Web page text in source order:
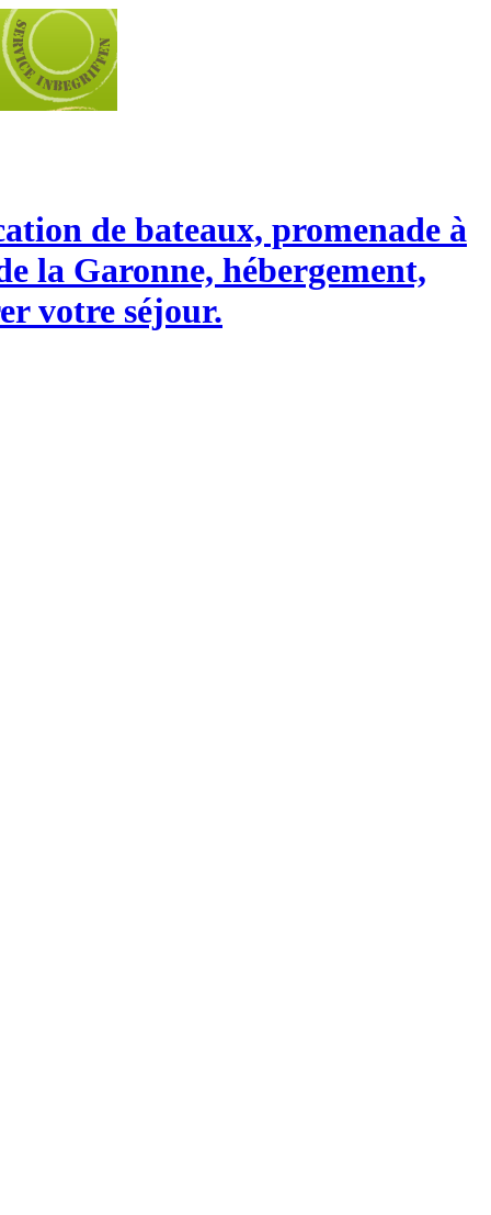
de bateaux, promenade à
la Garonne, hébergement,
votre séjour.